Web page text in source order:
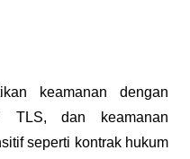
keamanan dengan
TLS, dan keamanan
seperti kontrak hukum